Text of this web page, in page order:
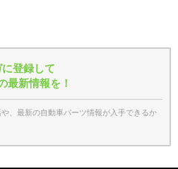
登録して
最新情報を！
、最新の自動車パーツ情報が入手できるか